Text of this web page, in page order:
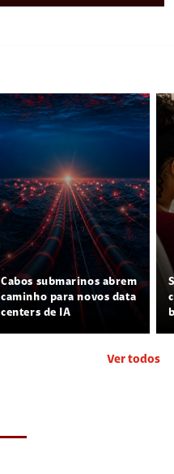
Cabos submarinos abrem
caminho para novos data
centers de IA
Ver todos